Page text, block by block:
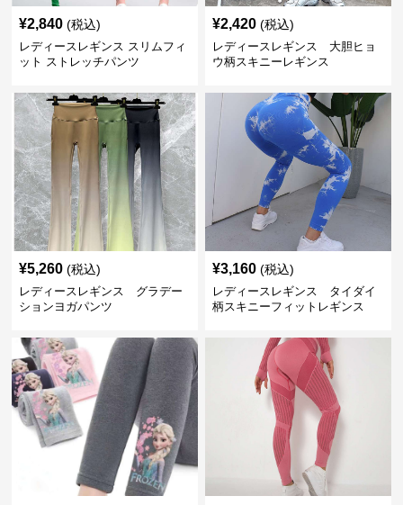
¥2,840 (税込)
レディースレギンス スリムフィ
ット ストレッチパンツ
¥2,420 (税込)
レディースレギンス 大胆ヒョ
ウ柄スキニーレギンス
¥5,260 (税込)
レディースレギンス グラデー
ションヨガパンツ
¥3,160 (税込)
レディースレギンス タイダイ
柄スキニーフィットレギンス